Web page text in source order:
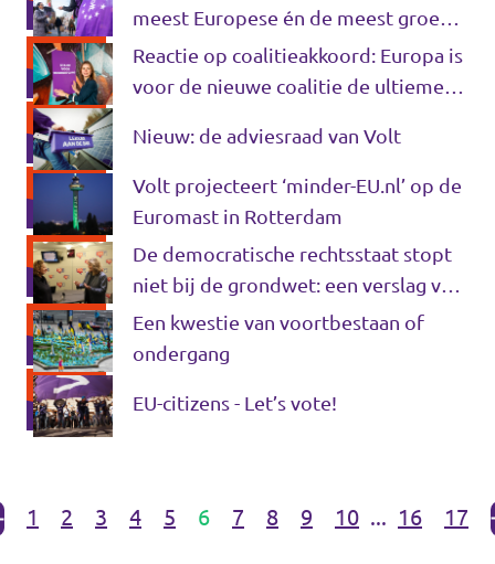
meest Europese én de meest groene
partij
Reactie op coalitieakkoord: Europa is
voor de nieuwe coalitie de ultieme
Nieuw: de adviesraad van Volt
Volt projecteert ‘minder-EU.nl’ op de
Euromast in Rotterdam
De democratische rechtsstaat stopt
niet bij de grondwet: een verslag van
Marieke Koekkoeks reis naar Polen
Een kwestie van voortbestaan of
ondergang
EU-citizens - Let’s vote!
1 2 3 4 5 6 7 8 9 10 ... 16 17